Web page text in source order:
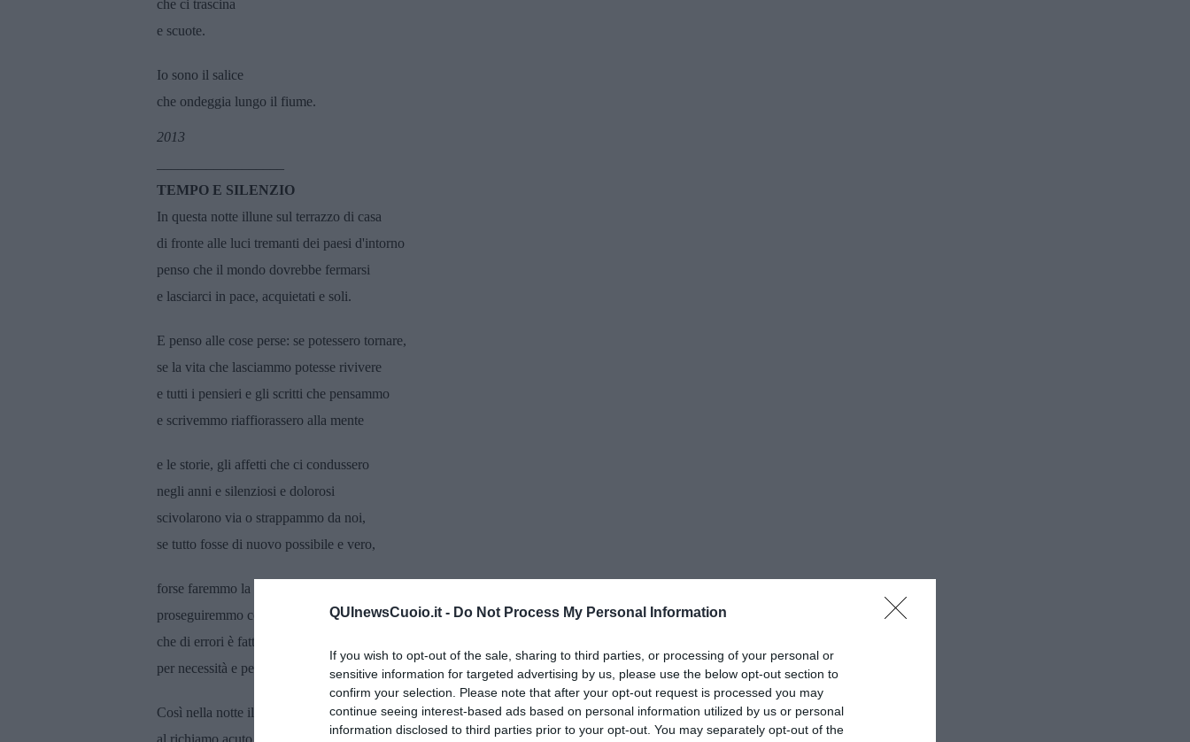
QUInewsCuoio.it - Do Not Process My Personal Information
If you wish to opt-out of the sale, sharing to third parties, or processing of your personal or
sensitive information for targeted advertising by us, please use the below opt-out section to
confirm your selection. Please note that after your opt-out request is processed you may
continue seeing interest-based ads based on personal information utilized by us or personal
information disclosed to third parties prior to your opt-out. You may separately opt-out of the
che ci trascina
e scuote.
Io sono il salice
che ondeggia lungo il fiume.
2013
TEMPO E SILENZIO
In questa notte illune sul terrazzo di casa
di fronte alle luci tremanti dei paesi d'intorno
penso che il mondo dovrebbe fermarsi
e lasciarci in pace, acquietati e soli.
E penso alle cose perse: se potessero tornare,
se la vita che lasciammo potesse rivivere
e tutti i pensieri e gli scritti che pensammo
e scrivemmo riaffiorassero alla mente
e le storie, gli affetti che ci condussero
negli anni e silenziosi e dolorosi
scivolarono via o strappammo da noi,
se tutto fosse di nuovo possibile e vero,
forse faremmo la cosa giusta o forse no,
proseguiremmo comunque gli inevitabili errori
che di errori è fatta la mia vita e la tua,
per necessità e per caso, per piacere e dovere.
Così nella notte illune, al canto notturno dei grilli,
al richiamo acuto della civetta predatrice,